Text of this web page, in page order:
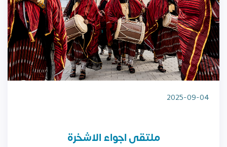
2025-09-04
ملتقى اجواء الاشخرة